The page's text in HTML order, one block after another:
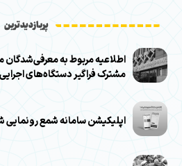
پربازدیدترین
اطلاعیه مربوط به معرفی‌شدگان
مشترک فراگیر دستگاه‌های اجرایی
اپلیکیشن سامانه شمع رونمایی